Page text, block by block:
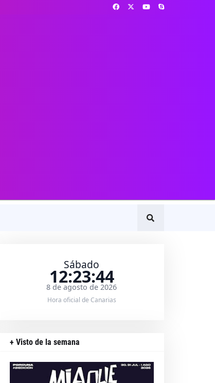
Sábado
12:23:44
8 de agosto de 2026
Hora oficial de Canarias
+ Visto de la semana